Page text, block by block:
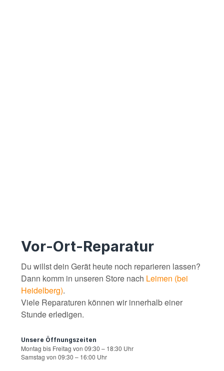
Vor-Ort-Reparatur
Du willst dein Gerät heute noch reparieren lassen?
Dann komm in unseren Store nach Leimen (bei
Heidelberg).
Viele Reparaturen können wir innerhalb einer
Stunde erledigen.
Unsere Öffnungszeiten
Montag bis Freitag von 09:30 – 18:30 Uhr
Samstag von 09:30 – 16:00 Uhr